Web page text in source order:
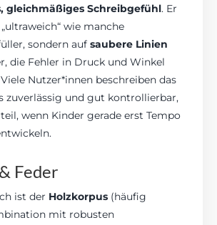
gleichmäßiges Schreibgefühl. Er
wie manche
sondern aufsaubere Linien
die Fehler in Druck und Winkel
Nutzer*innen beschreiben das
zuverlässig und gut kontrollierbar,
wenn Kinder gerade erst Tempo
Feder
ist der Holzkorpus (häufig
mit robusten